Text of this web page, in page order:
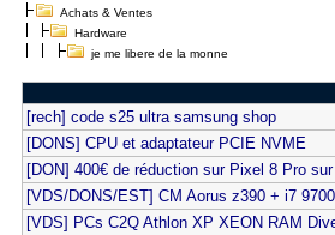
Achats & Ventes
Hardware
je me libere de la monne
[rech] code s25 ultra samsung shop
[DONS] CPU et adaptateur PCIE NVME
[DON] 400€ de réduction sur Pixel 8 Pro
[VDS/DONS/EST] CM Aorus z390 + i7
[VDS] PCs C2Q Athlon XP XEON RAM